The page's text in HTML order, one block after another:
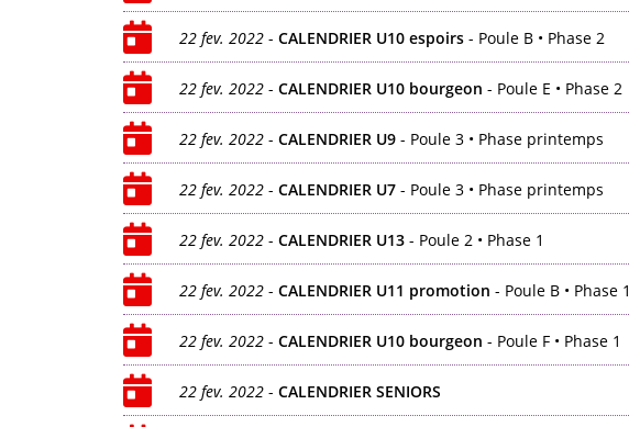
22 fev. 2022 - CALENDRIER U10 espoirs- Poule B • Phase 2
22 fev. 2022 - CALENDRIER U10 bourgeon - Poule E • Phase 2
22 fev. 2022 - CALENDRIER U9- Poule 3 • Phase printemps
22 fev. 2022 - CALENDRIER U7- Poule 3 • Phase printemps
22 fev. 2022 - CALENDRIER U13- Poule 2 • Phase 1
22 fev. 2022 - CALENDRIER U11 promotion - Poule B • Phase 1
22 fev. 2022 - CALENDRIER U10 bourgeon - Poule F • Phase 1
22 fev. 2022 - CALENDRIER SENIORS